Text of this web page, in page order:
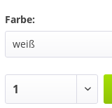
Farbe: